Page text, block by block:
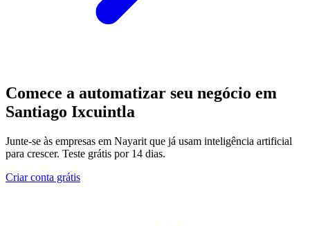
Comece a automatizar seu negócio em
Santiago Ixcuintla
Junte-se às empresas em Nayarit que já usam inteligência artificial
para crescer. Teste grátis por 14 dias.
Criar conta grátis